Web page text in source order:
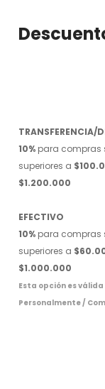
TRANSFERENCIA/
10% para compras
superiores a
$1.200.000
EFECTIVO
10% para compras
superiores a
$1.000.000
Esta opción es
Personalmente /